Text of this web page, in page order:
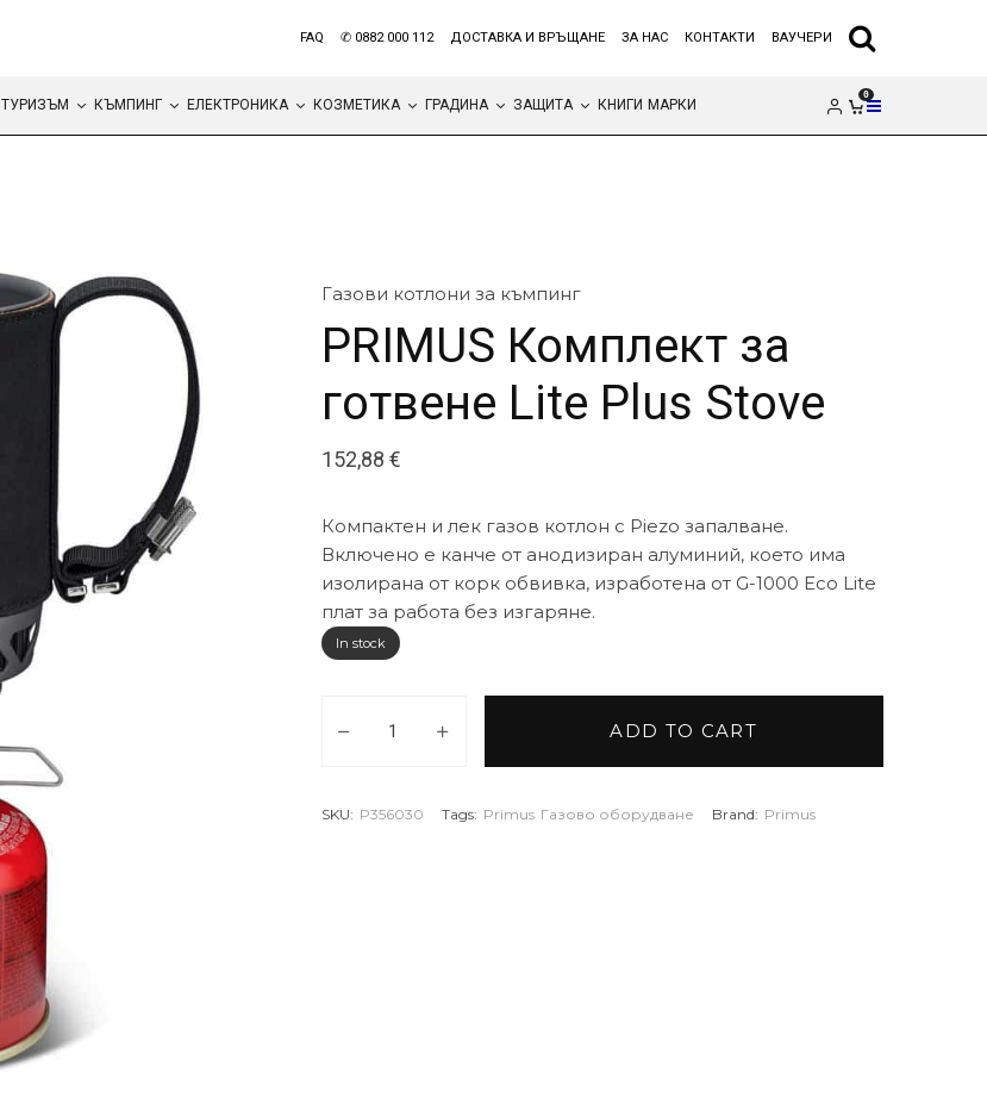
FAQ ✆ 0882 000 112 ДОСТАВКА И ВРЪЩАНЕ ЗА НАС КОНТАКТИ ВАУЧЕРИ
ТУРИЗЪМ КЪМПИНГ ЕЛЕКТРОНИКА КОЗМЕТИКА ГРАДИНА ЗАЩИТА КНИГИ МАРКИ
0
Газови котлони за къмпинг
PRIMUS Комплект за
готвене Lite Plus Stove
152,88 €
Компактен и лек газов котлон с Piezo запалване.
Включено е канче от анодизиран алуминий, което има
изолирана от корк обвивка, изработена от G-1000 Eco Lite
плат за работа без изгаряне.
In stock
PRIMUS Комплект за готвене Lite Plus Stove quantity
ADD TO CART
SKU: P356030 Tags: Primus Газово оборудване Brand: Primus